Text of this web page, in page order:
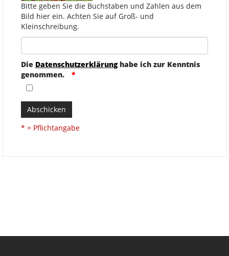
Bitte geben Sie die Buchstaben und Zahlen aus dem
Bild hier ein. Achten Sie auf Groß- und
Kleinschreibung.
Die Datenschutzerklärunghabe ich zur Kenntnis
genommen.
Abschicken
* = Pflichtangabe